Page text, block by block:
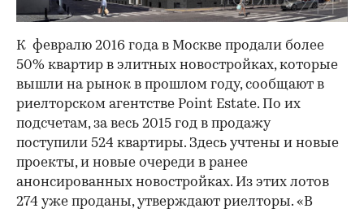
К февралю 2016 года в Москве продали более
50% квартир в элитных новостройках, которые
вышли на рынок в прошлом году, сообщают в
риелторском агентстве Point Estate. По их
подсчетам, за весь 2015 год в продажу
поступили 524 квартиры. Здесь учтены и новые
проекты, и новые очереди в ранее
анонсированных новостройках. Из этих лотов
274 уже проданы, утверждают риелторы. «В